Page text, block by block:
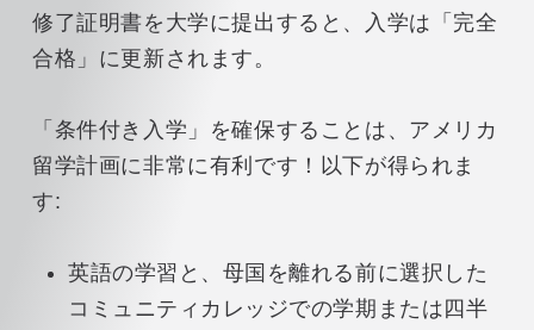
修了証明書を大学に提出すると、入学は「完全
合格」に更新されます。
「条件付き入学」を確保することは、アメリカ
留学計画に非常に有利です！以下が得られま
す:
英語の学習と、母国を離れる前に選択した
コミュニティカレッジでの学期または四半